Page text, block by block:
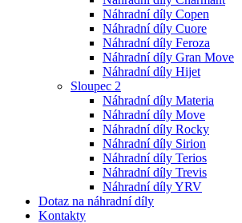
Náhradní díly Copen
Náhradní díly Cuore
Náhradní díly Feroza
Náhradní díly Gran Move
Náhradní díly Hijet
Sloupec 2
Náhradní díly Materia
Náhradní díly Move
Náhradní díly Rocky
Náhradní díly Sirion
Náhradní díly Terios
Náhradní díly Trevis
Náhradní díly YRV
Dotaz na náhradní díly
Kontakty